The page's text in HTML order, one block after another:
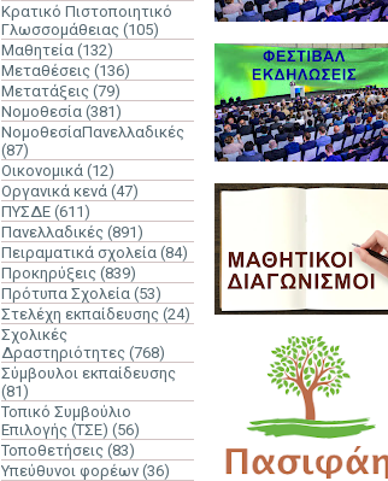
Κρατικό Πιστοποιητικό
Γλωσσομάθειας (105)
Μαθητεία (132)
Μεταθέσεις (136)
Μετατάξεις (79)
Νομοθεσία (381)
ΝομοθεσίαΠανελλαδικές
(87)
Οικονομικά (12)
Οργανικά κενά (47)
ΠΥΣΔΕ (611)
Πανελλαδικές (891)
Πειραματικά σχολεία (84)
Προκηρύξεις (839)
Πρότυπα Σχολεία (53)
Στελέχη εκπαίδευσης (24)
Σχολικές
Δραστηριότητες (768)
Σύμβουλοι εκπαίδευσης
(81)
Τοπικό Συμβούλιο
Επιλογής (ΤΣΕ) (56)
Τοποθετήσεις (83)
Υπεύθυνοι φορέων (36)